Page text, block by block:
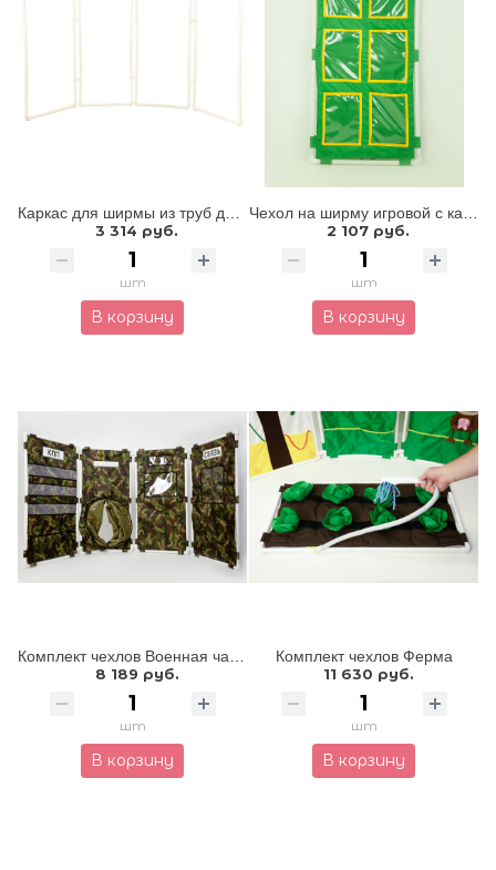
Каркас для ширмы из труб диаметром 20 мм 4 секции
3 314 руб.
шт
В корзину
Чехол на ширму игровой с карманами из ПВХ формата А5
2 107 руб.
шт
В корзину
Комплект чехлов Военная часть
8 189 руб.
шт
В корзину
Комплект чехлов Ферма
11 630 руб.
шт
В корзину